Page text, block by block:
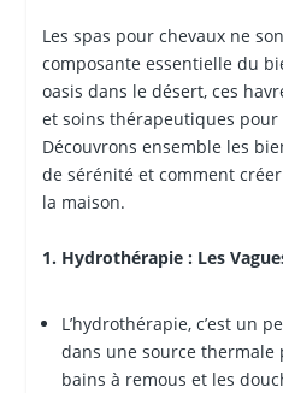
Les spas pour chevaux ne
composante essentielle du
oasis dans le désert, ces
et soins thérapeutiques
Découvrons ensemble les
de sérénité et comment
la maison.
1. Hydrothérapie : Les
L’hydrothérapie, c’est un
dans une source thermale
bains à remous et les